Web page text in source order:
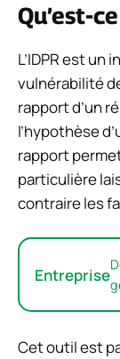
Qu’est-
L’IDPR est
vulnérabilité
rapport d’un
l’hypothèse
rapport
particulière
contraire les
Entreprise
Cet outil est